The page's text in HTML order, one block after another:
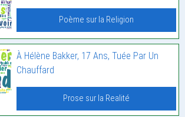
Poème sur la Religion
À Hélène Bakker, 17 Ans, Tuée Par Un
Chauffard
Prose sur la Realité